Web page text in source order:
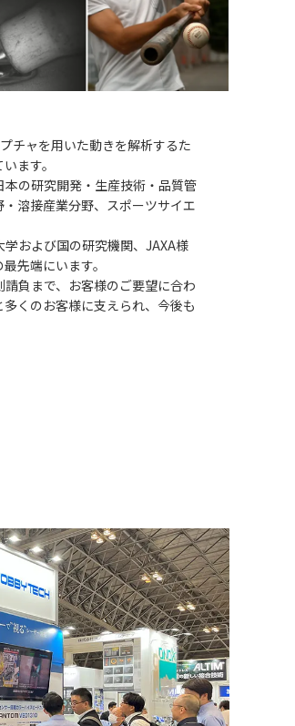
チャを用いた動きを解析するた
ます。
の研究開発・生産技術・品質管
溶接産業分野、スポーツサイエ
および国の研究機関、JAXA様
先端にいます。
負まで、お客様のご要望に合わ
くのお客様に支えられ、今後も